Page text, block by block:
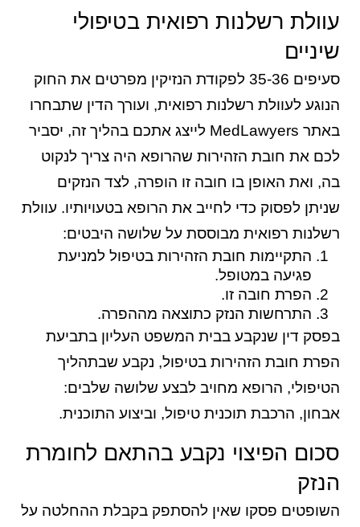
עוולת רשלנות רפואית בטיפולי
שיניים
סעיפים 35-36 לפקודת הנזיקין מפרטים את החוק
הנוגע לעוולת רשלנות רפואית, ועורך הדין שתבחרו
באתר MedLawyers לייצג אתכם בהליך זה, יסביר
לכם את חובת הזהירות שהרופא היה צריך לנקוט
בה, ואת האופן בו חובה זו הופרה, לצד הנזקים
שניתן לפסוק כדי לחייב את הרופא בטעויותיו. עוולת
רשלנות רפואית מבוססת על שלושה היבטים:
התקיימות חובת הזהירות בטיפול למניעת
פגיעה במטופל.
הפרת חובה זו.
התרחשות הנזק כתוצאה מההפרה.
בפסק דין שנקבע בבית המשפט העליון בתביעת
הפרת חובת הזהירות בטיפול, נקבע שבתהליך
הטיפולי, הרופא מחויב לבצע שלושה שלבים:
אבחון, הרכבת תוכנית טיפול, וביצוע התוכנית.
סכום הפיצוי נקבע בהתאם לחומרת
הנזק
השופטים פסקו שאין להסתפק בקבלת ההחלטה על